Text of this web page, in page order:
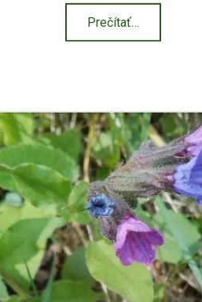
Prečítať…